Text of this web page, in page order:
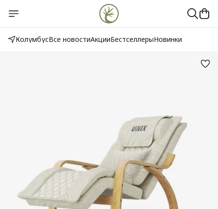
КолумбусВсе новостиАкцииБестселлерыНовинки